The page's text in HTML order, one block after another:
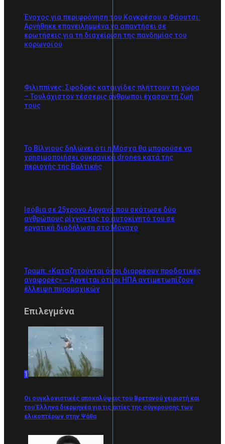
Ένοχος για περιφρόνηση του Κογκρέσου ο Φάουτσι:
Αρνήθηκε επανειλημμένα να απαντήσει σε
ερωτήσεις για τη διαχείριση της πανδημίας του
κορωνοϊού
Φιλιππίνες: Σφοδρές καταιγίδες πλήττουν τη χώρα
– Τουλάχιστον τέσσερις άνθρωποι έχασαν τη ζωή
τους
Το Βίλνιους δηλώνει ότι η Μόσχα θα μπορούσε να
χρησιμοποιήσει ουκρανικά drones κατά της
περιοχής της Βαλτικής
Ισόβια σε 25χρονο Αφγανό που σκότωσε δύο
ανθρώπους ρίχνοντας το αυτοκίνητό του σε
εργατική διαδήλωση στο Μόναχο
Τραμπ: «Καταζητούνται όσοι διαρρέουν προδοτικές
αναφορές» – Αρνείται ότι οι ΗΠΑ αντιμετωπίζουν
έλλειψη πυρομαχικών
Επιλεγμένα
1
Οι συγκλονιστικές αποκαλύψεις του Βρετανού χειριστή και
του Έλληνα διερμηνέα για τις αιτίες της σύγκρουσης των
ελικοπτέρων στην Ψάθα